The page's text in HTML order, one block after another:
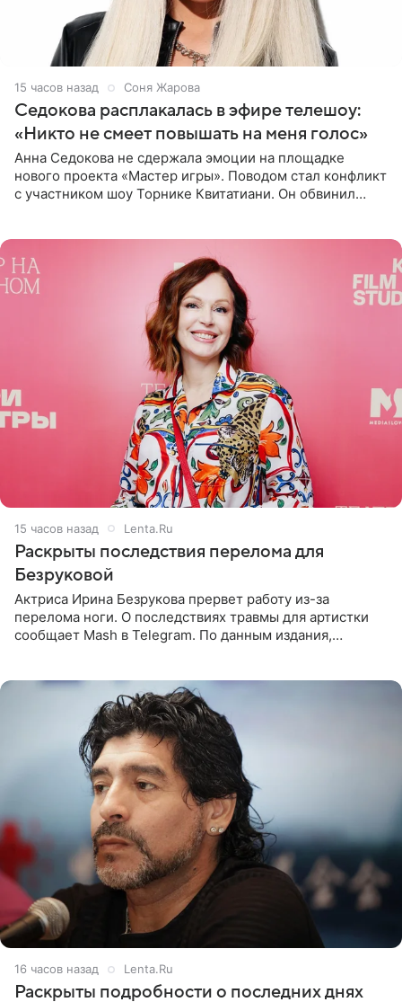
15 часов назад Соня Жарова
Седокова расплакалась в эфире телешоу:
«Никто не смеет повышать на меня голос»
Анна Седокова не сдержала эмоции на площадке
нового проекта «Мастер игры». Поводом стал конфликт
с участником шоу Торнике Квитатиани. Он обвинил
15 часов назад Lenta.Ru
Раскрыты последствия перелома для
Безруковой
Актриса Ирина Безрукова прервет работу из-за
перелома ноги. О последствиях травмы для артистки
сообщает Mash в Telegram. По данным издания,
16 часов назад Lenta.Ru
Раскрыты подробности о последних днях